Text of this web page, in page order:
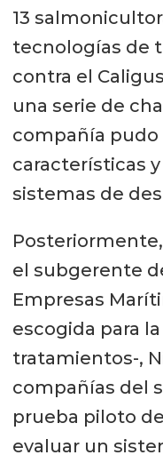
13
tecnologías de
contra el
una serie de
compañía pudo
características
sistemas de
el subgerente
Empresas
escogida para
tratamientos-,
compañías del
prueba piloto
evaluar un